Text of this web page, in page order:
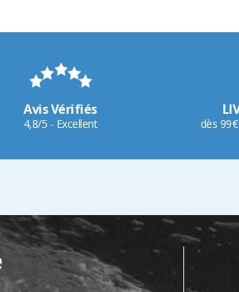
Avis Vérifiés
4,8/5 - Excellent dès